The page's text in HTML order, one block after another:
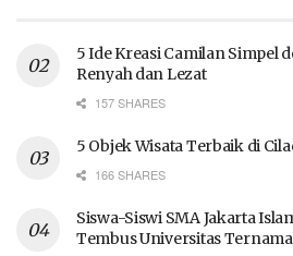
5 Ide Kreasi Camilan Simpel
Renyah dan Lezat
157 SHARES
5 Objek Wisata Terbaik di
166 SHARES
Siswa-Siswi SMA Jakarta
Tembus Universitas